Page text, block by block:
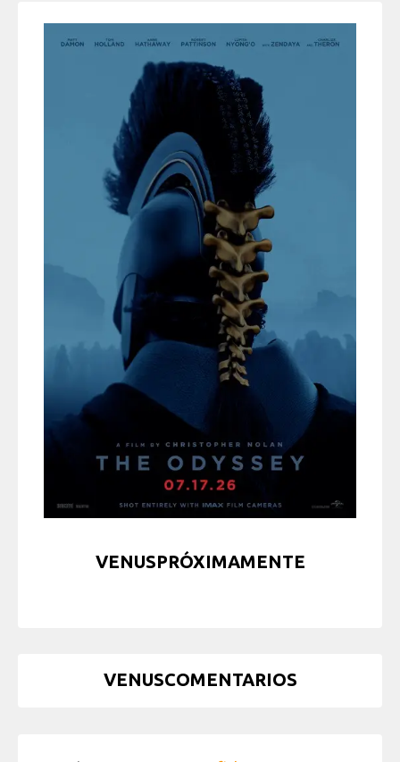
VENUSPRÓXIMAMENTE
VENUSCOMENTARIOS